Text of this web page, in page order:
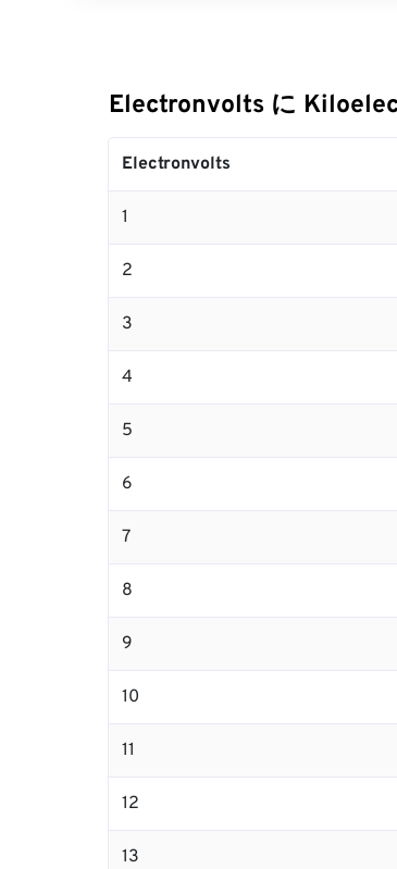
Electronvolts に
Electronvolts
1
2
3
4
5
6
7
8
9
10
11
12
13